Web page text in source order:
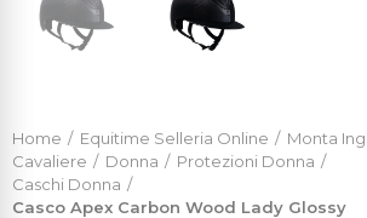
Home Equitime Selleria Online
Monta
Cavaliere
Donna
Protezioni Donna
Caschi Donna
Casco Apex Carbon Wood Lady Glossy